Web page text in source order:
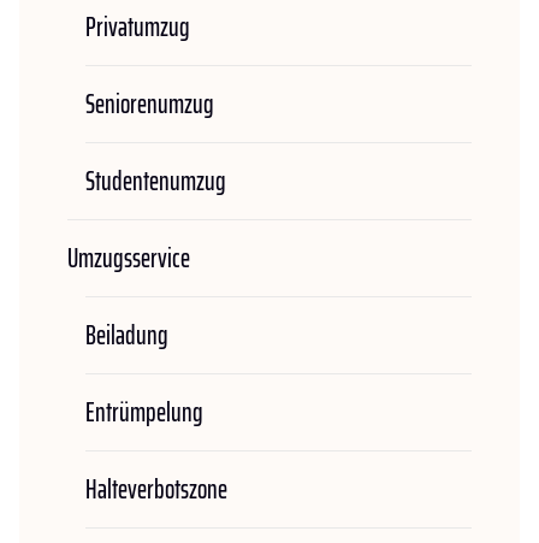
Privatumzug
Seniorenumzug
Studentenumzug
Umzugsservice
Beiladung
Entrümpelung
Halteverbotszone